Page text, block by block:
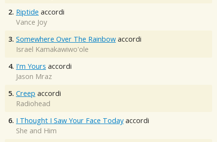
2. Riptide accordi
Vance Joy
3. Somewhere Over The Rainbow accordi
Israel Kamakawiwo'ole
4. I'm Yours accordi
Jason Mraz
5. Creep accordi
Radiohead
6. I Thought I Saw Your Face Today accordi
She and Him